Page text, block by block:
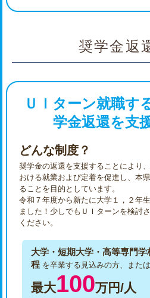
奨学金返
ＵＩターン就職す
学金返還を支
どんな制度？
奨学金の返還を支援することにより
おける就業および定着を促進し、本
ることを目的としています。
令和７年度から新たに大学１，２年
ました！少しでもＵＩターンを検討
ください。
大学・短期大学・高等専門
程 を卒業する見込みの方、また
最大100万円/人